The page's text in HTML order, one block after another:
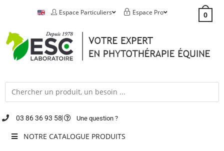
Espace Particuliers Espace Pro 0
03 86 36 93 58 Une question ?
NOTRE CATALOGUE PRODUITS